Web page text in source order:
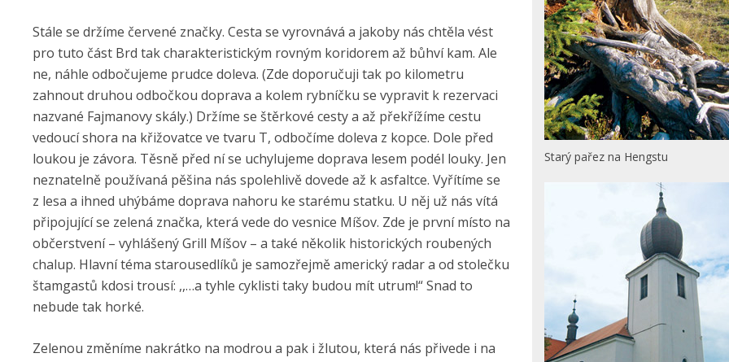
Starý pařez na Hengstu
Stále se držíme červené značky. Cesta se vyrovnává a jakoby nás chtěla vést
pro tuto část Brd tak charakteristickým rovným koridorem až bůhví kam. Ale
ne, náhle odbočujeme prudce doleva. (Zde doporučuji tak po kilometru
zahnout druhou odbočkou doprava a kolem rybníčku se vypravit k rezervaci
nazvané Fajmanovy skály.) Držíme se štěrkové cesty a až překřížíme cestu
vedoucí shora na křižovatce ve tvaru T, odbočíme doleva z kopce. Dole před
loukou je závora. Těsně před ní se uchylujeme doprava lesem podél louky. Jen
neznatelně používaná pěšina nás spolehlivě dovede až k asfaltce. Vyřítíme se
z lesa a ihned uhýbáme doprava nahoru ke starému statku. U něj už nás vítá
připojující se zelená značka, která vede do vesnice Míšov. Zde je první místo na
občerstvení – vyhlášený Grill Míšov – a také několik historických roubených
chalup. Hlavní téma starousedlíků je samozřejmě americký radar a od stolečku
štamgastů kdosi trousí: ,,…a tyhle cyklisti taky budou mít utrum!“ Snad to
nebude tak horké.
Zelenou změníme nakrátko na modrou a pak i žlutou, která nás přivede i na